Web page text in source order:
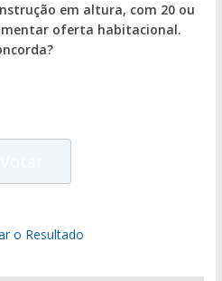
em altura, com 20 ou
oferta habitacional.
o Resultado